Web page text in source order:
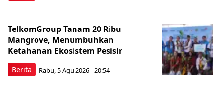
Berita
TelkomGroup Tanam 20 Ribu
Mangrove, Menumbuhkan
Ketahanan Ekosistem Pesisir
Rabu, 5 Agu 2026 - 20:54